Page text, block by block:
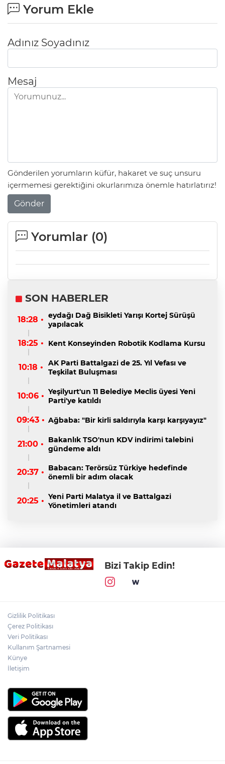
Yorum Ekle
Adınız Soyadınız
Mesaj
Gönderilen yorumların küfür, hakaret ve suç unsuru
içermemesi gerektiğini okurlarımıza önemle hatırlatırız!
Gönder
Yorumlar (0)
SON HABERLER
18:28 • eydağı Dağ Bisikleti Yarışı Kortej Sürüşü
yapılacak
18:25 • Kent Konseyinden Robotik Kodlama Kursu
10:18 •
AK Parti Battalgazi de 25. Yıl Vefası ve
Teşkilat Buluşması
10:06 • Yeşilyurt'un 11 Belediye Meclis üyesi Yeni
Parti'ye katıldı
09:43 • Ağbaba: "Bir kirli saldırıyla karşı karşıyayız"
21:00 •
Bakanlık TSO'nun KDV indirimi talebini
gündeme aldı
20:37 • Babacan: Terörsüz Türkiye hedefinde
önemli bir adım olacak
20:25 • Yeni Parti Malatya il ve Battalgazi
Yönetimleri atandı
Bizi Takip Edin!
Gizlilik Politikası
Çerez Politikası
Veri Politikası
Kullanım Şartnamesi
Künye
İletişim